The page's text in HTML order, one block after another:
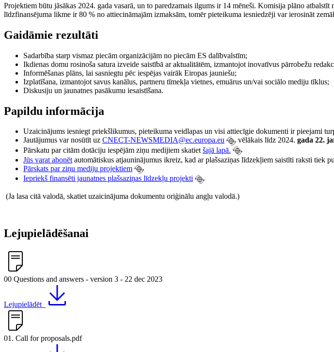
Projektiem būtu jāsākas 2024. gada vasarā, un to paredzamais ilgums ir 14 mēneši. Komisija plāno
līdzfinansējuma likme ir 80 % no attiecināmajām izmaksām, tomēr pieteikuma iesniedzēji var ierosināt
Gaidāmie rezultāti
Sadarbība starp vismaz piecām organizācijām no piecām ES dalībvalstīm;
Ikdienas domu rosinoša satura izveide saistībā ar aktualitātēm, izmantojot inovatīvus pārrobežu
Informēšanas plāns, lai sasniegtu pēc iespējas vairāk Eiropas jauniešu;
Izplatīšana, izmantojot savus kanālus, partneru tīmekļa vietnes, emuārus un/vai sociālo mediju tīklus;
Diskusiju un jaunatnes pasākumu iesaistīšana.
Papildu informācija
Uzaicinājums iesniegt priekšlikumus, pieteikuma veidlapas un visi attiecīgie dokumenti ir pieejami
Jautājumus var nosūtīt uz CNECT-NEWSMEDIA@ec.europa.eu vēlākais līdz 2024. gada 22.
Pārskatu par citām dotāciju iespējām ziņu medijiem skatiet šajā lapā.
Jūs varat abonēt automātiskus atjauninājumus ikreiz, kad ar plašsaziņas līdzekļiem saistīti raksti tiek
Pārskats par ziņu mediju projektiem
Iepriekš finansēti jaunatnes plašsaziņas līdzekļu projekti
(Ja lasa citā valodā, skatiet uzaicinājuma dokumentu oriģinālu angļu valodā.)
Lejupielādēšanai
00 Questions and answers - version 3 - 22 dec 2023
Lejupielādēt
01. Call for proposals.pdf